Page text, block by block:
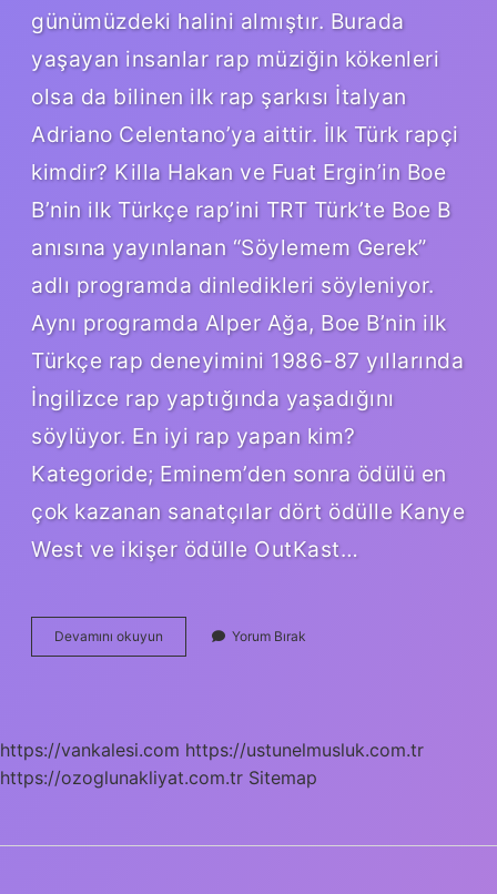
günümüzdeki halini almıştır. Burada
yaşayan insanlar rap müziğin kökenleri
olsa da bilinen ilk rap şarkısı İtalyan
Adriano Celentano’ya aittir. İlk Türk rapçi
kimdir? Killa Hakan ve Fuat Ergin’in Boe
B’nin ilk Türkçe rap’ini TRT Türk’te Boe B
anısına yayınlanan “Söylemem Gerek”
adlı programda dinledikleri söyleniyor.
Aynı programda Alper Ağa, Boe B’nin ilk
Türkçe rap deneyimini 1986-87 yıllarında
İngilizce rap yaptığında yaşadığını
söylüyor. En iyi rap yapan kim?
Kategoride; Eminem’den sonra ödülü en
çok kazanan sanatçılar dört ödülle Kanye
West ve ikişer ödülle OutKast…
Devamını okuyun
Kurucusu
Yorum Bırak
https://vankalesi.com https://ustunelmusluk.com.tr
https://ozoglunakliyat.com.tr Sitemap